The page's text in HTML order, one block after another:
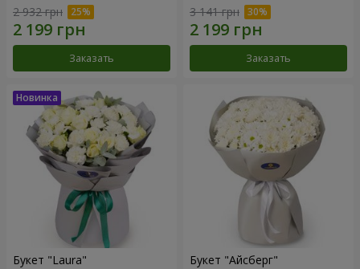
2 932 грн
Заказать
3 141 грн
Заказать
Букет "Laura" Букет "Айсберг"